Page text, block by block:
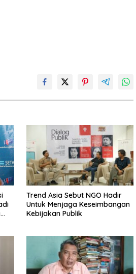
Trend Asia Sebut NGO Hadir
Untuk Menjaga Keseimbangan
Kebijakan Publik